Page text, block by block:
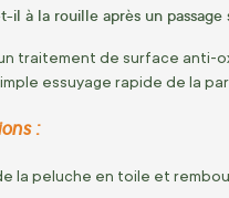
il à la rouille après un passage
traitement de surface anti-
essuyage rapide de la
:
la peluche en toile et